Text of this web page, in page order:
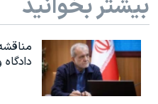
بیشتر بخوانید